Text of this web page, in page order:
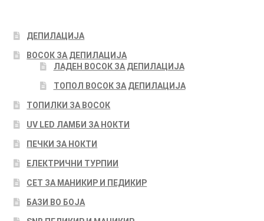
ДЕПИЛАЦИЈА
ВОСОК ЗА ДЕПИЛАЦИЈА
ЛАДЕН ВОСОК ЗА ДЕПИЛАЦИЈА
ТОПОЛ ВОСОК ЗА ДЕПИЛАЦИЈА
ТОПИЛКИ ЗА ВОСОК
UV LED ЛАМБИ ЗА НОКТИ
ПЕЧКИ ЗА НОКТИ
ЕЛЕКТРИЧНИ ТУРПИИ
СЕТ ЗА МАНИКИР И ПЕДИКИР
БАЗИ ВО БОЈА